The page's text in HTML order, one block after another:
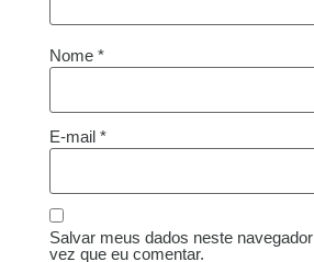
Nome *
E-mail *
Salvar meus dados neste
vez que eu comentar.